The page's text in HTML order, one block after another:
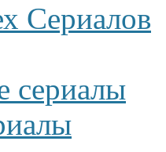
Сериалов
сериалы